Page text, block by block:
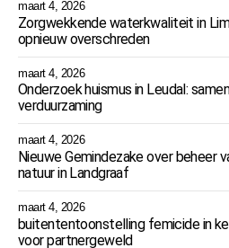
maart 4, 2026
Zorgwekkende waterkwaliteit in
opnieuw overschreden
maart 4, 2026
Onderzoek huismus in Leudal:
verduurzaming
maart 4, 2026
Nieuwe Gemindezake over beheer
natuur in Landgraaf
maart 4, 2026
buitententoonstelling femicide in
voor partnergeweld